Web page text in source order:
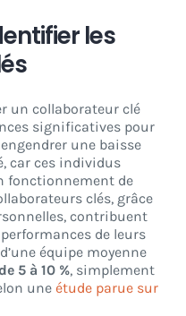
les
un collaborateur clé
significatives pour
une baisse
car ces individus
fonctionnement de
clés, grâce
contribuent
de leurs
équipe moyenne
5 à 10 %, simplement
une étude parue sur